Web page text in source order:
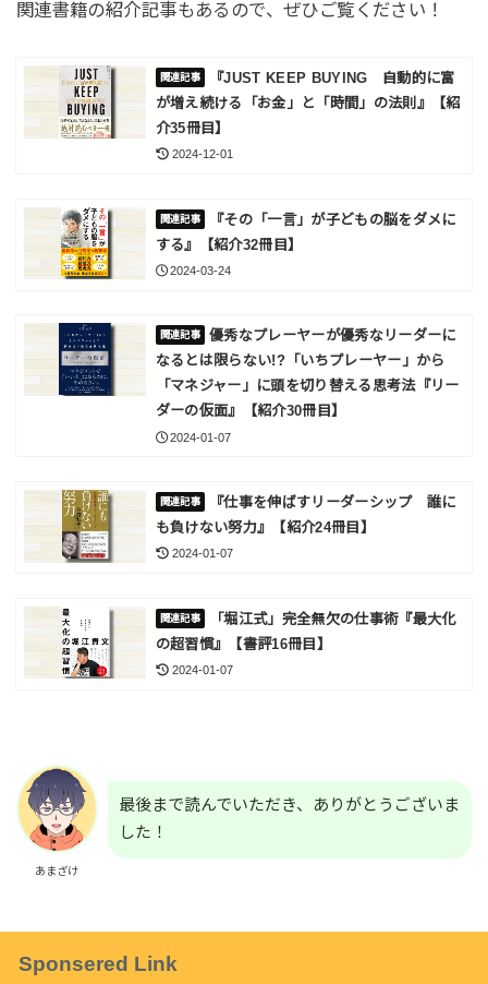
関連書籍の紹介記事もあるので、ぜひご覧ください！
『JUST KEEP BUYING 自動的に富
が増え続ける「お金」と「時間」の法則』【紹
介35冊目】
2024-12-01
『その「一言」が子どもの脳をダメに
する』【紹介32冊目】
2024-03-24
優秀なプレーヤーが優秀なリーダーに
なるとは限らない!?「いちプレーヤー」から
「マネジャー」に頭を切り替える思考法『リー
ダーの仮面』【紹介30冊目】
2024-01-07
『仕事を伸ばすリーダーシップ 誰に
も負けない努力』【紹介24冊目】
2024-01-07
「堀江式」完全無欠の仕事術『最大化
の超習慣』【書評16冊目】
2024-01-07
あまざけ
最後まで読んでいただき、ありがとうございま
した！
Sponsered Link